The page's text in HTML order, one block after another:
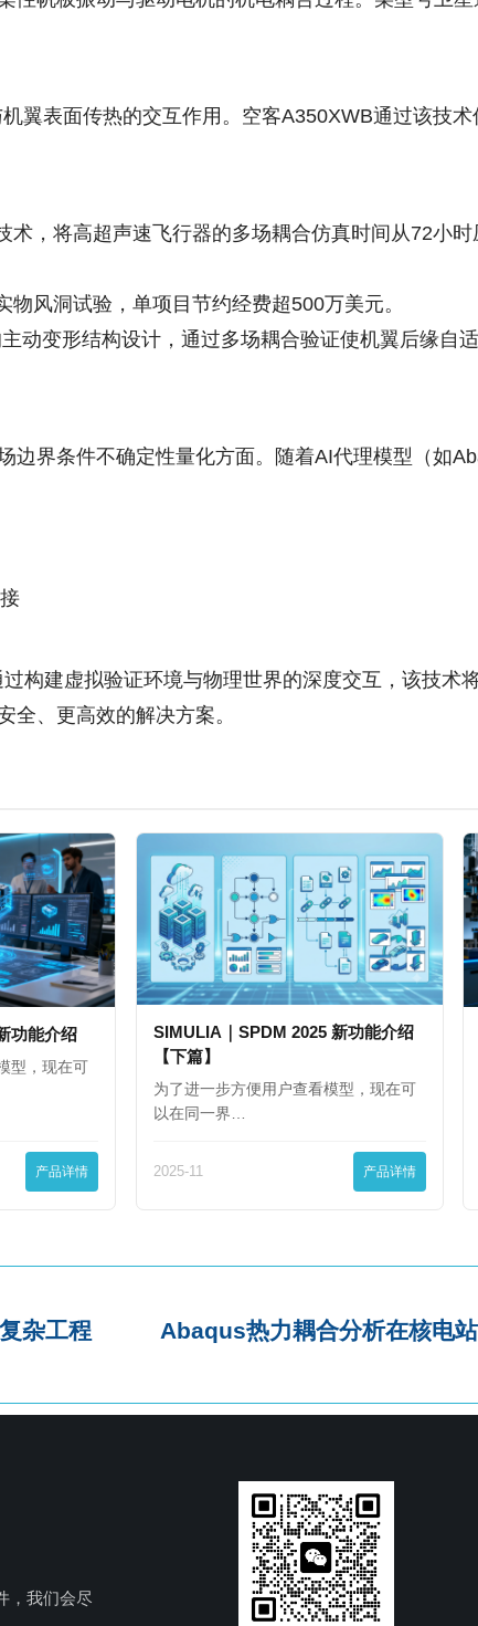
翼表面传热的交互作用。空客A350XWB通过该技
，将高超声速飞行器的多场耦合仿真时间从72小
风洞试验，单项目节约经费超500万美元。
动变形结构设计，通过多场耦合验证使机翼后缘自
界条件不确定性量化方面。随着AI代理模型（如
构建虚拟验证环境与物理世界的深度交互，该技术
全、更高效的解决方案。
功能介绍
型，现在可
产品详情
SIMULIA｜SPDM 2025 新功能介绍
【下篇】
为了进一步方便用户查看模型，现在可
以在同一界…
2025-11 产品详情
杂工程
Abaqus热力耦合分析在核电
，我们会尽